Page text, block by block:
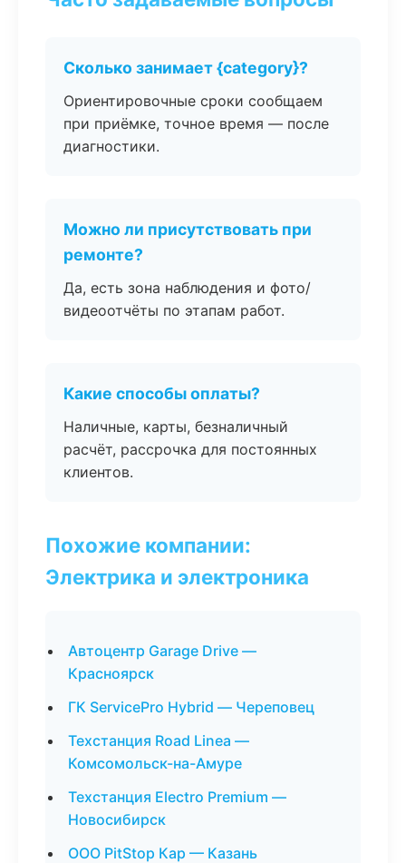
Сколько занимает {category}?
Ориентировочные сроки сообщаем
при приёмке, точное время — после
диагностики.
Можно ли присутствовать при
ремонте?
Да, есть зона наблюдения и фото/
видеоотчёты по этапам работ.
Какие способы оплаты?
Наличные, карты, безналичный
расчёт, рассрочка для постоянных
клиентов.
Похожие компании:
Электрика и электроника
Автоцентр Garage Drive —
Красноярск
ГК ServicePro Hybrid — Череповец
Техстанция Road Linea —
Комсомольск-на-Амуре
Техстанция Electro Premium —
Новосибирск
ООО PitStop Кар — Казань